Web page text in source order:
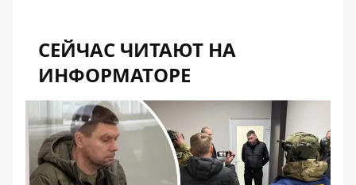
СЕЙЧАС ЧИТАЮТ НА
ИНФОРМАТОРЕ